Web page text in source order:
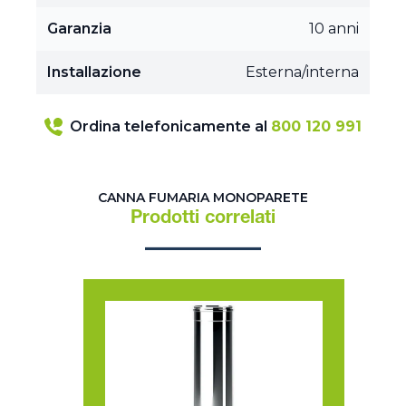
Garanzia 10 anni
Installazione Esterna/interna
Ordina telefonicamente al 800 120 991
CANNA FUMARIA MONOPARETE
Prodotti correlati